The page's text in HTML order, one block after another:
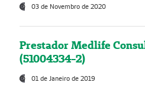
03 de Novembro de 2020
Prestador Medlife
(51004334-2)
01 de Janeiro de 2019